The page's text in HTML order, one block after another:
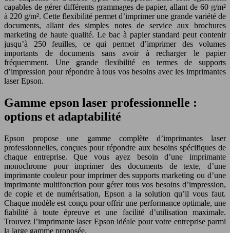
capables de gérer différents grammages de papier, allant de 60 g/m²
à 220 g/m². Cette flexibilité permet d’imprimer une grande variété de
documents, allant des simples notes de service aux brochures
marketing de haute qualité. Le bac à papier standard peut contenir
jusqu’à 250 feuilles, ce qui permet d’imprimer des volumes
importants de documents sans avoir à recharger le papier
fréquemment. Une grande flexibilité en termes de supports
d’impression pour répondre à tous vos besoins avec les imprimantes
laser Epson.
Gamme epson laser professionnelle :
options et adaptabilité
Epson propose une gamme complète d’imprimantes laser
professionnelles, conçues pour répondre aux besoins spécifiques de
chaque entreprise. Que vous ayez besoin d’une imprimante
monochrome pour imprimer des documents de texte, d’une
imprimante couleur pour imprimer des supports marketing ou d’une
imprimante multifonction pour gérer tous vos besoins d’impression,
de copie et de numérisation, Epson a la solution qu’il vous faut.
Chaque modèle est conçu pour offrir une performance optimale, une
fiabilité à toute épreuve et une facilité d’utilisation maximale.
Trouvez l’imprimante laser Epson idéale pour votre entreprise parmi
la large gamme proposée.